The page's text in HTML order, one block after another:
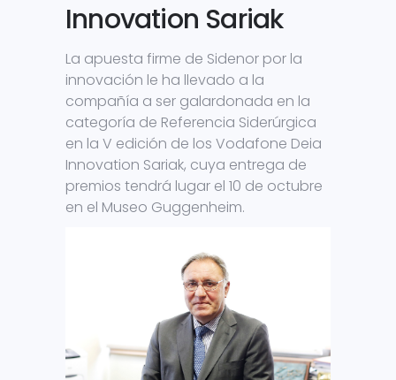
Innovation Sariak
La apuesta firme de Sidenor por la
innovación le ha llevado a la
compañía a ser galardonada en la
categoría de Referencia Siderúrgica
en la V edición de los Vodafone Deia
Innovation Sariak, cuya entrega de
premios tendrá lugar el 10 de octubre
en el Museo Guggenheim.